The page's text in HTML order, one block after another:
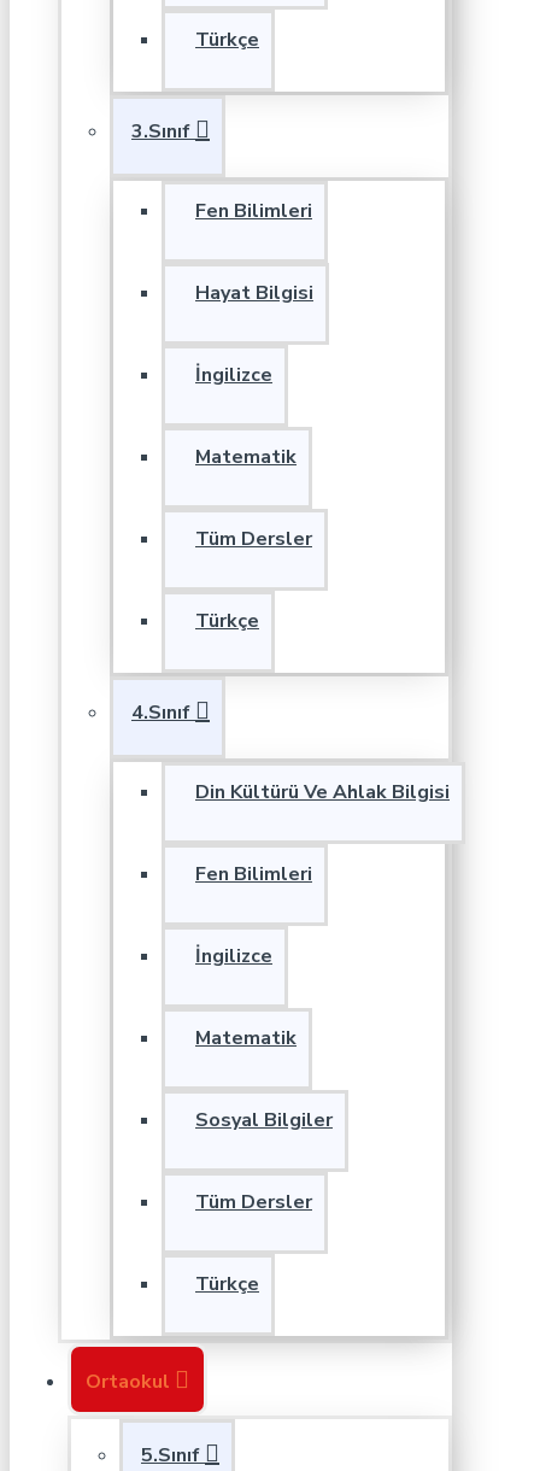
Türkçe
3.Sınıf
Fen Bilimleri
Hayat Bilgisi
İngilizce
Matematik
Tüm Dersler
Türkçe
4.Sınıf
Din Kültürü Ve Ahlak Bilgisi
Fen Bilimleri
İngilizce
Matematik
Sosyal Bilgiler
Tüm Dersler
Türkçe
Ortaokul
5.Sınıf